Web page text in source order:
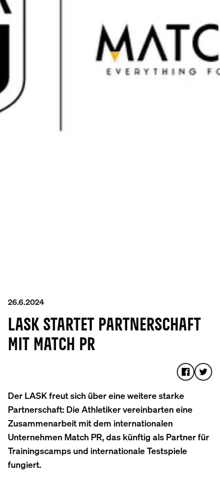
26.6.2024
LASK STARTET PARTNERSCHAFT
MIT MATCH PR
Der LASK freut sich über eine weitere starke
Partnerschaft: Die Athletiker vereinbarten eine
Zusammenarbeit mit dem internationalen
Unternehmen Match PR, das künftig als Partner für
Trainingscamps und internationale Testspiele
fungiert.